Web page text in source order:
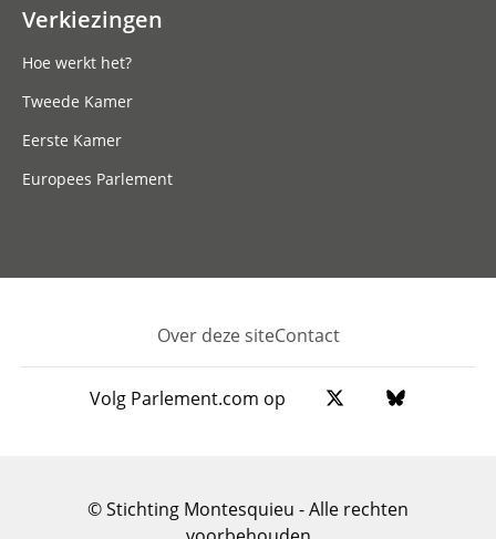
Verkiezingen
Hoe werkt het?
Tweede Kamer
Eerste Kamer
Europees Parlement
Footer
Over deze siteContact
Volg Parlement.com op
© Stichting Montesquieu - Alle rechten